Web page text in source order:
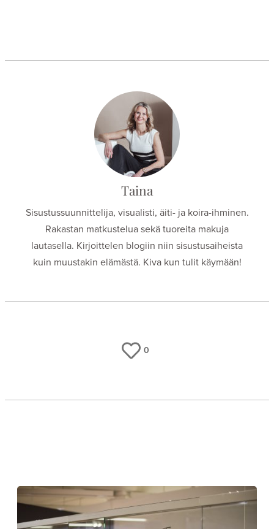
Taina
Sisustussuunnittelija, visualisti, äiti- ja koira-ihminen.
Rakastan matkustelua sekä tuoreita makuja
lautasella. Kirjoittelen blogiin niin sisustusaiheista
kuin muustakin elämästä. Kiva kun tulit käymään!
0